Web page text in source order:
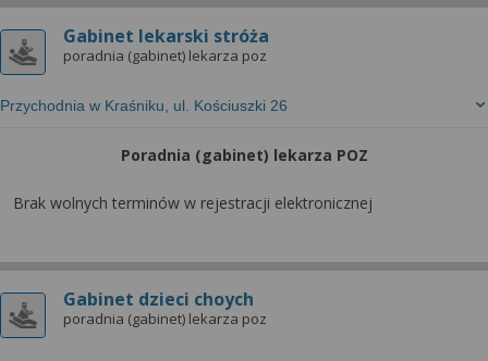
Gabinet lekarski stróża
poradnia (gabinet) lekarza poz
Przychodnia w Kraśniku, ul. Kościuszki 26
Poradnia (gabinet) lekarza POZ
Brak wolnych terminów w rejestracji elektronicznej
Gabinet dzieci choych
poradnia (gabinet) lekarza poz